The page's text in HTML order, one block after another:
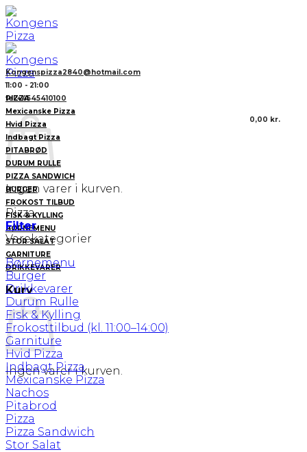
Fortsæt
til
indhold
PIZZA
Mexicanske Pizza
Hvid Pizza
Indbagt Pizza
PITABRØD
DURUM RULLE
PIZZA SANDWICH
BURGER
FROKOST TILBUD
FISK & KYLLING
BØRNEMENU
STOR SALAT
GARNITURE
DRIKKEVARER
Kurv
Ingen varer i kurven.
Kongenspizza2840@hotmail.com
11:00 - 21:00
tel:+4545410100
0,00 kr.
Ingen varer i kurven.
Pizza
Filter
Varekategorier
Børnemenu
Burger
Drikkevarer
Durum Rulle
Fisk & Kylling
Frokosttilbud (kl. 11:00–14:00)
Garniture
Hvid Pizza
Indbagt Pizza
Mexicanske Pizza
Nachos
Pitabrod
Pizza
Pizza Sandwich
Stor Salat